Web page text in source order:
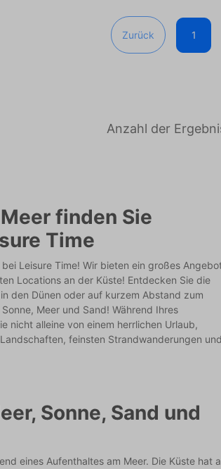
Zurück 1
Anzahl der
finden Sie
Time
Leisure Time! Wir bieten ein großes
Locations an der Küste! Entdecken Sie die
den Dünen oder auf kurzem Abstand zum
Meer und Sand! Während Ihres
nicht alleine von einem herrlichen Urlaub,
feinsten Strandwanderungen und
Sonne, Sand und
eines Aufenthaltes am Meer. Die Küste hat